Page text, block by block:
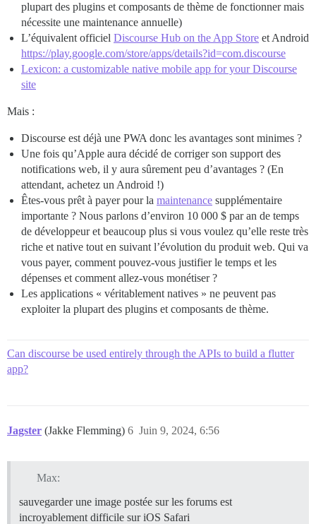
plupart des plugins et composants de thème de fonctionner mais
nécessite une maintenance annuelle)
L’équivalent officiel ‎Discourse Hub on the App Store et Android
https://play.google.com/store/apps/details?id=com.discourse
Lexicon: a customizable native mobile app for your Discourse
site
Mais :
Discourse est déjà une PWA donc les avantages sont minimes ?
Une fois qu’Apple aura décidé de corriger son support des
notifications web, il y aura sûrement peu d’avantages ? (En
attendant, achetez un Android !)
Êtes-vous prêt à payer pour la maintenance supplémentaire
importante ? Nous parlons d’environ 10 000 $ par an de temps
de développeur et beaucoup plus si vous voulez qu’elle reste très
riche et native tout en suivant l’évolution du produit web. Qui va
vous payer, comment pouvez-vous justifier le temps et les
dépenses et comment allez-vous monétiser ?
Les applications « véritablement natives » ne peuvent pas
exploiter la plupart des plugins et composants de thème.
Can discourse be used entirely through the APIs to build a flutter
app?
Jagster (Jakke Flemming) Juin 9, 2024, 6:56
6
Max:
sauvegarder une image postée sur les forums est
incroyablement difficile sur iOS Safari